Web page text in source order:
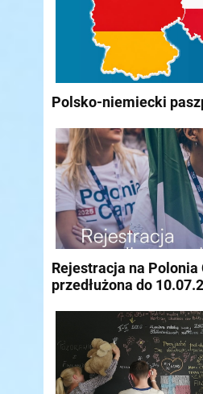
Polsko-niemiecki
Rejestracja na Polonia
przedłużona do